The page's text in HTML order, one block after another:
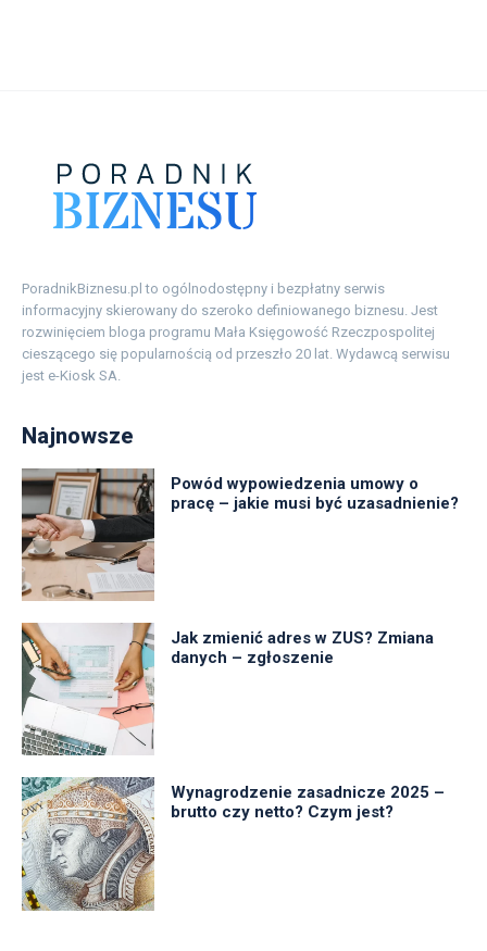
PoradnikBiznesu.pl to ogólnodostępny i bezpłatny serwis
informacyjny skierowany do szeroko definiowanego biznesu. Jest
rozwinięciem bloga programu Mała Księgowość Rzeczpospolitej
cieszącego się popularnością od przeszło 20 lat. Wydawcą serwisu
jest e-Kiosk SA.
Najnowsze
Powód wypowiedzenia umowy o
pracę – jakie musi być uzasadnienie?
Jak zmienić adres w ZUS? Zmiana
danych – zgłoszenie
Wynagrodzenie zasadnicze 2025 –
brutto czy netto? Czym jest?